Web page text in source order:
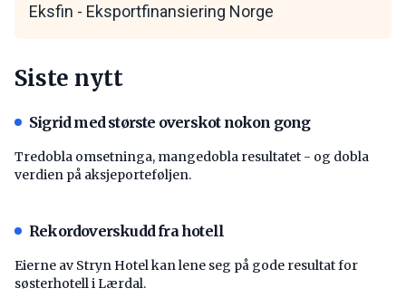
Eksfin - Eksportfinansiering Norge
Siste nytt
Sigrid med største overskot nokon gong
Tredobla omsetninga, mangedobla resultatet - og dobla
verdien på aksjeporteføljen.
Rekordoverskudd fra hotell
Eierne av Stryn Hotel kan lene seg på gode resultat for
søsterhotell i Lærdal.